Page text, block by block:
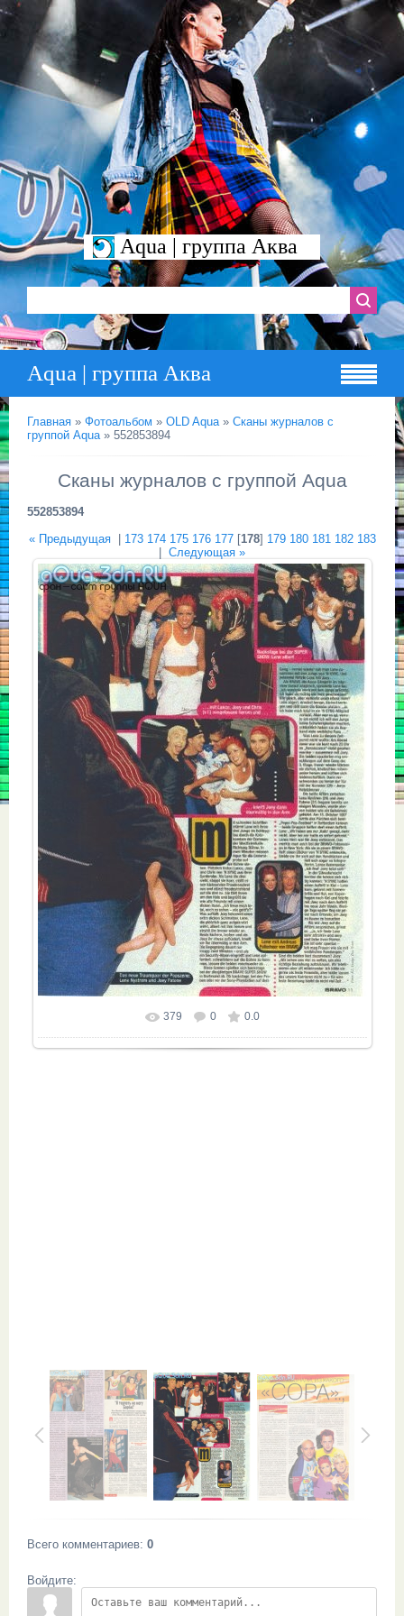
Aqua | группа Аква
Aqua | группа Аква
Главная » Фотоальбом » OLD Aqua» Сканы журналов с
группой Aqua» 552853894
Сканы журналов с группой Aqua
552853894
« Предыдущая| 173 174 175 176 177[178] 179 180 181 182 183
Следующая »
379 0 0.0
Всего комментариев: 0
Войдите: